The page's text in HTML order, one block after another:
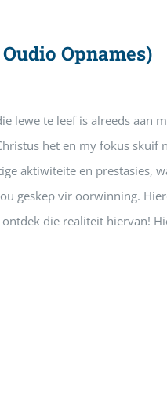
Opnames)
lewe te leef is alreeds aan
het en my fokus skuif
aktiwiteite en prestasies,
geskep vir oorwinning.
die realiteit hiervan!